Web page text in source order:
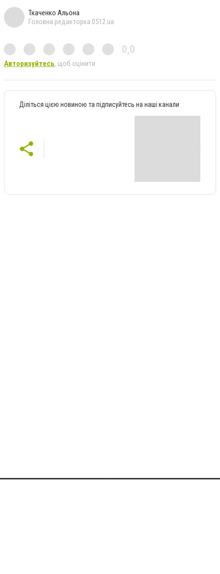
Ткаченко Альона
Головна редакторка 0512.ua
0,0
Авторизуйтесь, щоб оцінити
Діліться цією новиною та підписуйтесь на наші канали